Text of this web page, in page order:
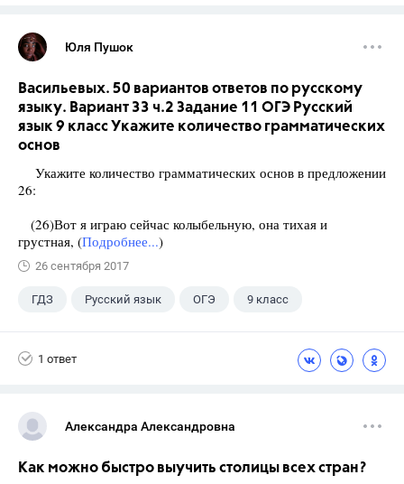
Юля Пушок
Васильевых. 50 вариантов ответов по русскому
языку. Вариант 33 ч.2 Задание 11 ОГЭ Русский
язык 9 класс Укажите количество грамматических
основ
Укажите количество грамматических основ в предложении
26:
(26)Вот я играю сейчас колыбельную, она тихая и
грустная, (Подробнее...)
26 сентября 2017
ГДЗ Русский язык ОГЭ 9 класс
1 ответ
Александра Александровна
Как можно быстро выучить столицы всех стран?